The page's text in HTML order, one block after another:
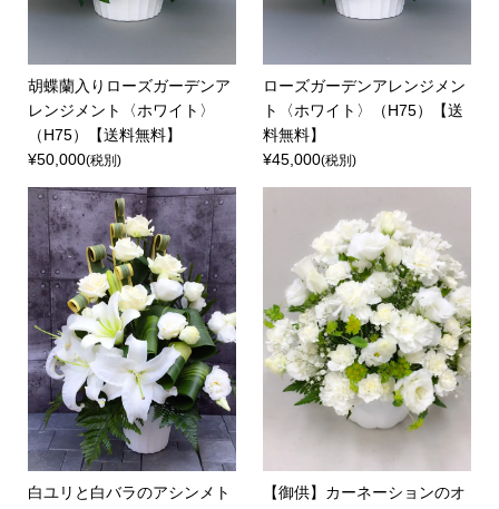
胡蝶蘭入りローズガーデンア
レンジメント〈ホワイト〉
（H75）【送料無料】
¥50,000(税別)
ローズガーデンアレンジメン
ト〈ホワイト〉（H75）【送
料無料】
¥45,000(税別)
白ユリと白バラのアシンメト
【御供】カーネーションのオ